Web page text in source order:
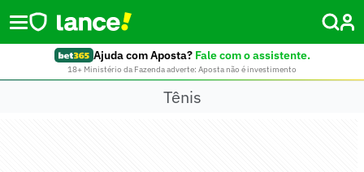
Ajuda com Aposta? Fale com o assistente.
18+ Ministério da Fazenda adverte: Aposta não é investimento
Tênis